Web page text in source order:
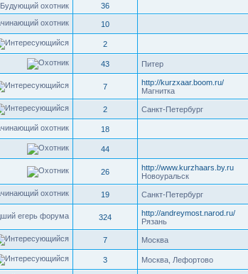
Будующий охотник 36
10
2
43 Питер
7
http://kurzxaar.boom.ru/
Магнитка
2 Санкт-Петербург
18
44
26
http://www.kurzhaars.by.ru
Новоуральск
19 Санкт-Петербург
324
http://andreymost.narod.ru/
Рязань
7 Москва
3 Москва, Лефортово